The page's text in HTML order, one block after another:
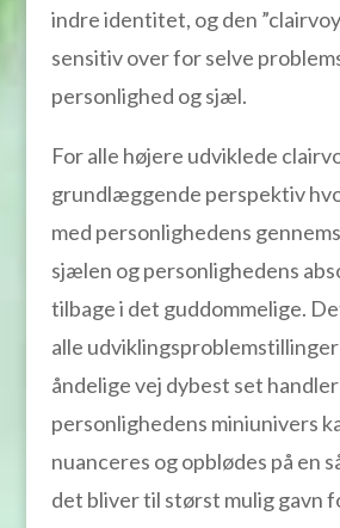
indre identitet, og den
sensitiv over for selve
personlighed og sjæl.
For alle højere udviklede
grundlæggende perspektiv
med personlighedens
sjælen og personlighedens
tilbage i det guddommelige.
alle udviklingsproblemstillinger
åndelige vej dybest set
personlighedens miniunivers
nuanceres og opblødes på en
det bliver til størst mulig gavn